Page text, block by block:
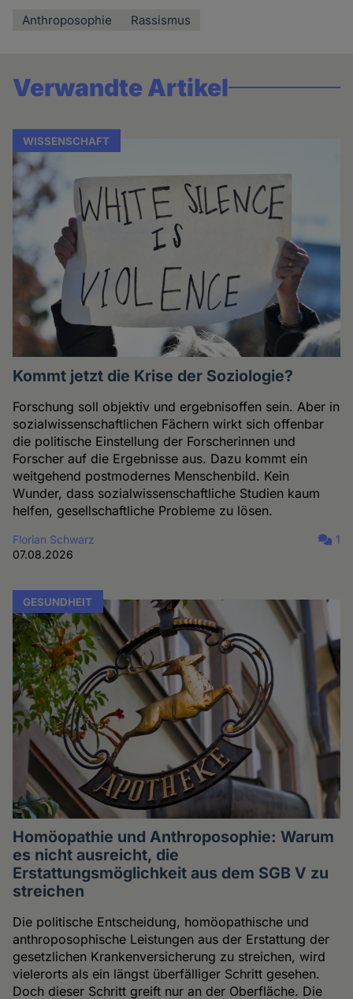
Anthroposophie Rassismus
Verwandte Artikel
WISSENSCHAFT
Kommt jetzt die Krise der Soziologie?
Forschung soll objektiv und ergebnisoffen sein. Aber in
sozialwissenschaftlichen Fächern wirkt sich offenbar
die politische Einstellung der Forscherinnen und
Forscher auf die Ergebnisse aus. Dazu kommt ein
weitgehend postmodernes Menschenbild. Kein
Wunder, dass sozialwissenschaftliche Studien kaum
helfen, gesellschaftliche Probleme zu lösen.
Florian Schwarz
07.08.2026
1
GESUNDHEIT
Homöopathie und Anthroposophie: Warum
es nicht ausreicht, die
Erstattungsmöglichkeit aus dem SGB V zu
streichen
Die politische Entscheidung, homöopathische und
anthroposophische Leistungen aus der Erstattung der
gesetzlichen Krankenversicherung zu streichen, wird
vielerorts als ein längst überfälliger Schritt gesehen.
Doch dieser Schritt greift nur an der Oberfläche. Die